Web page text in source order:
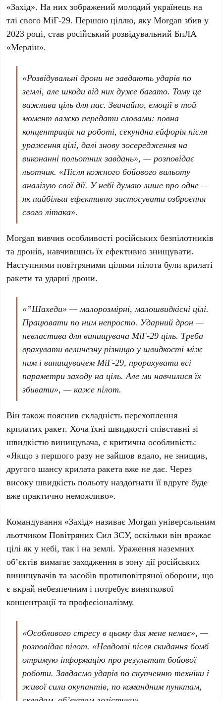
«Захід». На них зображений молодий українець на
тлі свогоМіГ-29. Першою ціллю, якуMorgan збив у
2023 році, став російський розвідувальнийБпЛА
«Мерлін».
«Розвідувальні дрони не завдають ударів по
землі, але шкоди від них дуже багато. Тому це
важлива ціль для нас. Звичайно, емоції в той
момент важко передати словами: повна
концентрація на роботі, секундна ейфорія після
ураження цілі, далі знову зосередження на
виконанні польотних завдань», — розповідає
льотчик. «Після кожного бойового вильоту
аналізую свої дії. У небі думаю лише про одне —
як найбільш ефективно застосувати озброєння
свого літака».
Morgan вивчив особливості російських безпілотників
та дронів, навчившись їх ефективно знищувати.
Наступними повітряними цілями пілота були крилаті
ракети та ударні дрони.
«”Шахеди» — малорозмірні, малошвидкісні цілі.
Працювати по ним непросто. Ударний дрон —
невластива для винищувача МіГ-29 ціль. Треба
врахувати величезну різницю у швидкості між
ним і винищувачем МіГ-29, прорахувати всі
параметри заходу на ціль. Але ми навчилися їх
збивати», — каже пілот.
Він також пояснив складність перехоплення
крилатих ракет. Хоча їхні швидкості співставні зі
швидкістю винищувача, є критична особливість:
«Якщо з першого разу не зайшов вдало, не знищив,
другого шансу крилата ракета вже не дає. Через
високу швидкість польоту наздогнати її вдруге буде
вже практично неможливо».
Командування «Захід» називаєMorgan універсальним
льотчиком Повітряних Сил ЗСУ, оскільки він вражає
цілі як у небі, так і на землі. Ураження наземних
об’єктів вимагає заходження в зону дії російських
винищувачів та засобів протиповітряної оборони, що
є вкрай небезпечним і потребує виняткової
концентрації та професіоналізму.
«Особливого стресу в цьому для мене немає», —
розповідає пілот. «Невдовзі після скидання бомб
отримую інформацію про результат бойової
роботи. Завдаємо ударів по скупченню техніки і
живої сили окупантів, по командним пунктам,